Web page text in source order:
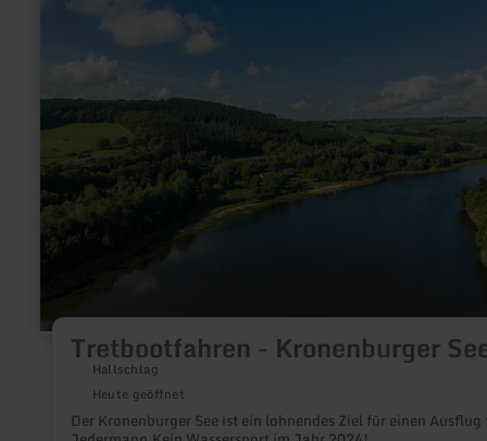
Tretbootfahren - Kronenburger
Hallschlag
Heute geöffnet
Der Kronenburger See ist ein lohnendes Ziel für einen Ausflug